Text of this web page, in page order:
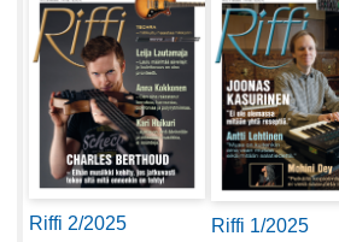
Riffi 2/2025 Riffi 1/2025